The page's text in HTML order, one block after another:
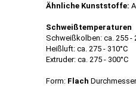
Ähnliche Kunststoffe:
Schweißtemperaturen
Schweißkolben: ca. 255 -
Heißluft: ca. 275 - 310°C
Extruder: ca. 275 - 300°C
Form: Flach